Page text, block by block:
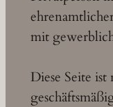
mit
Diese Seite